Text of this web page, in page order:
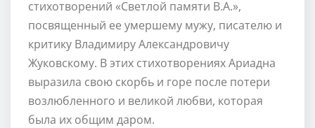
стихотворений «Светлой памяти В.А.»,
посвященный ее умершему мужу, писателю и
критику Владимиру Александровичу
Жуковскому. В этих стихотворениях Ариадна
выразила свою скорбь и горе после потери
возлюбленного и великой любви, которая
была их общим даром.